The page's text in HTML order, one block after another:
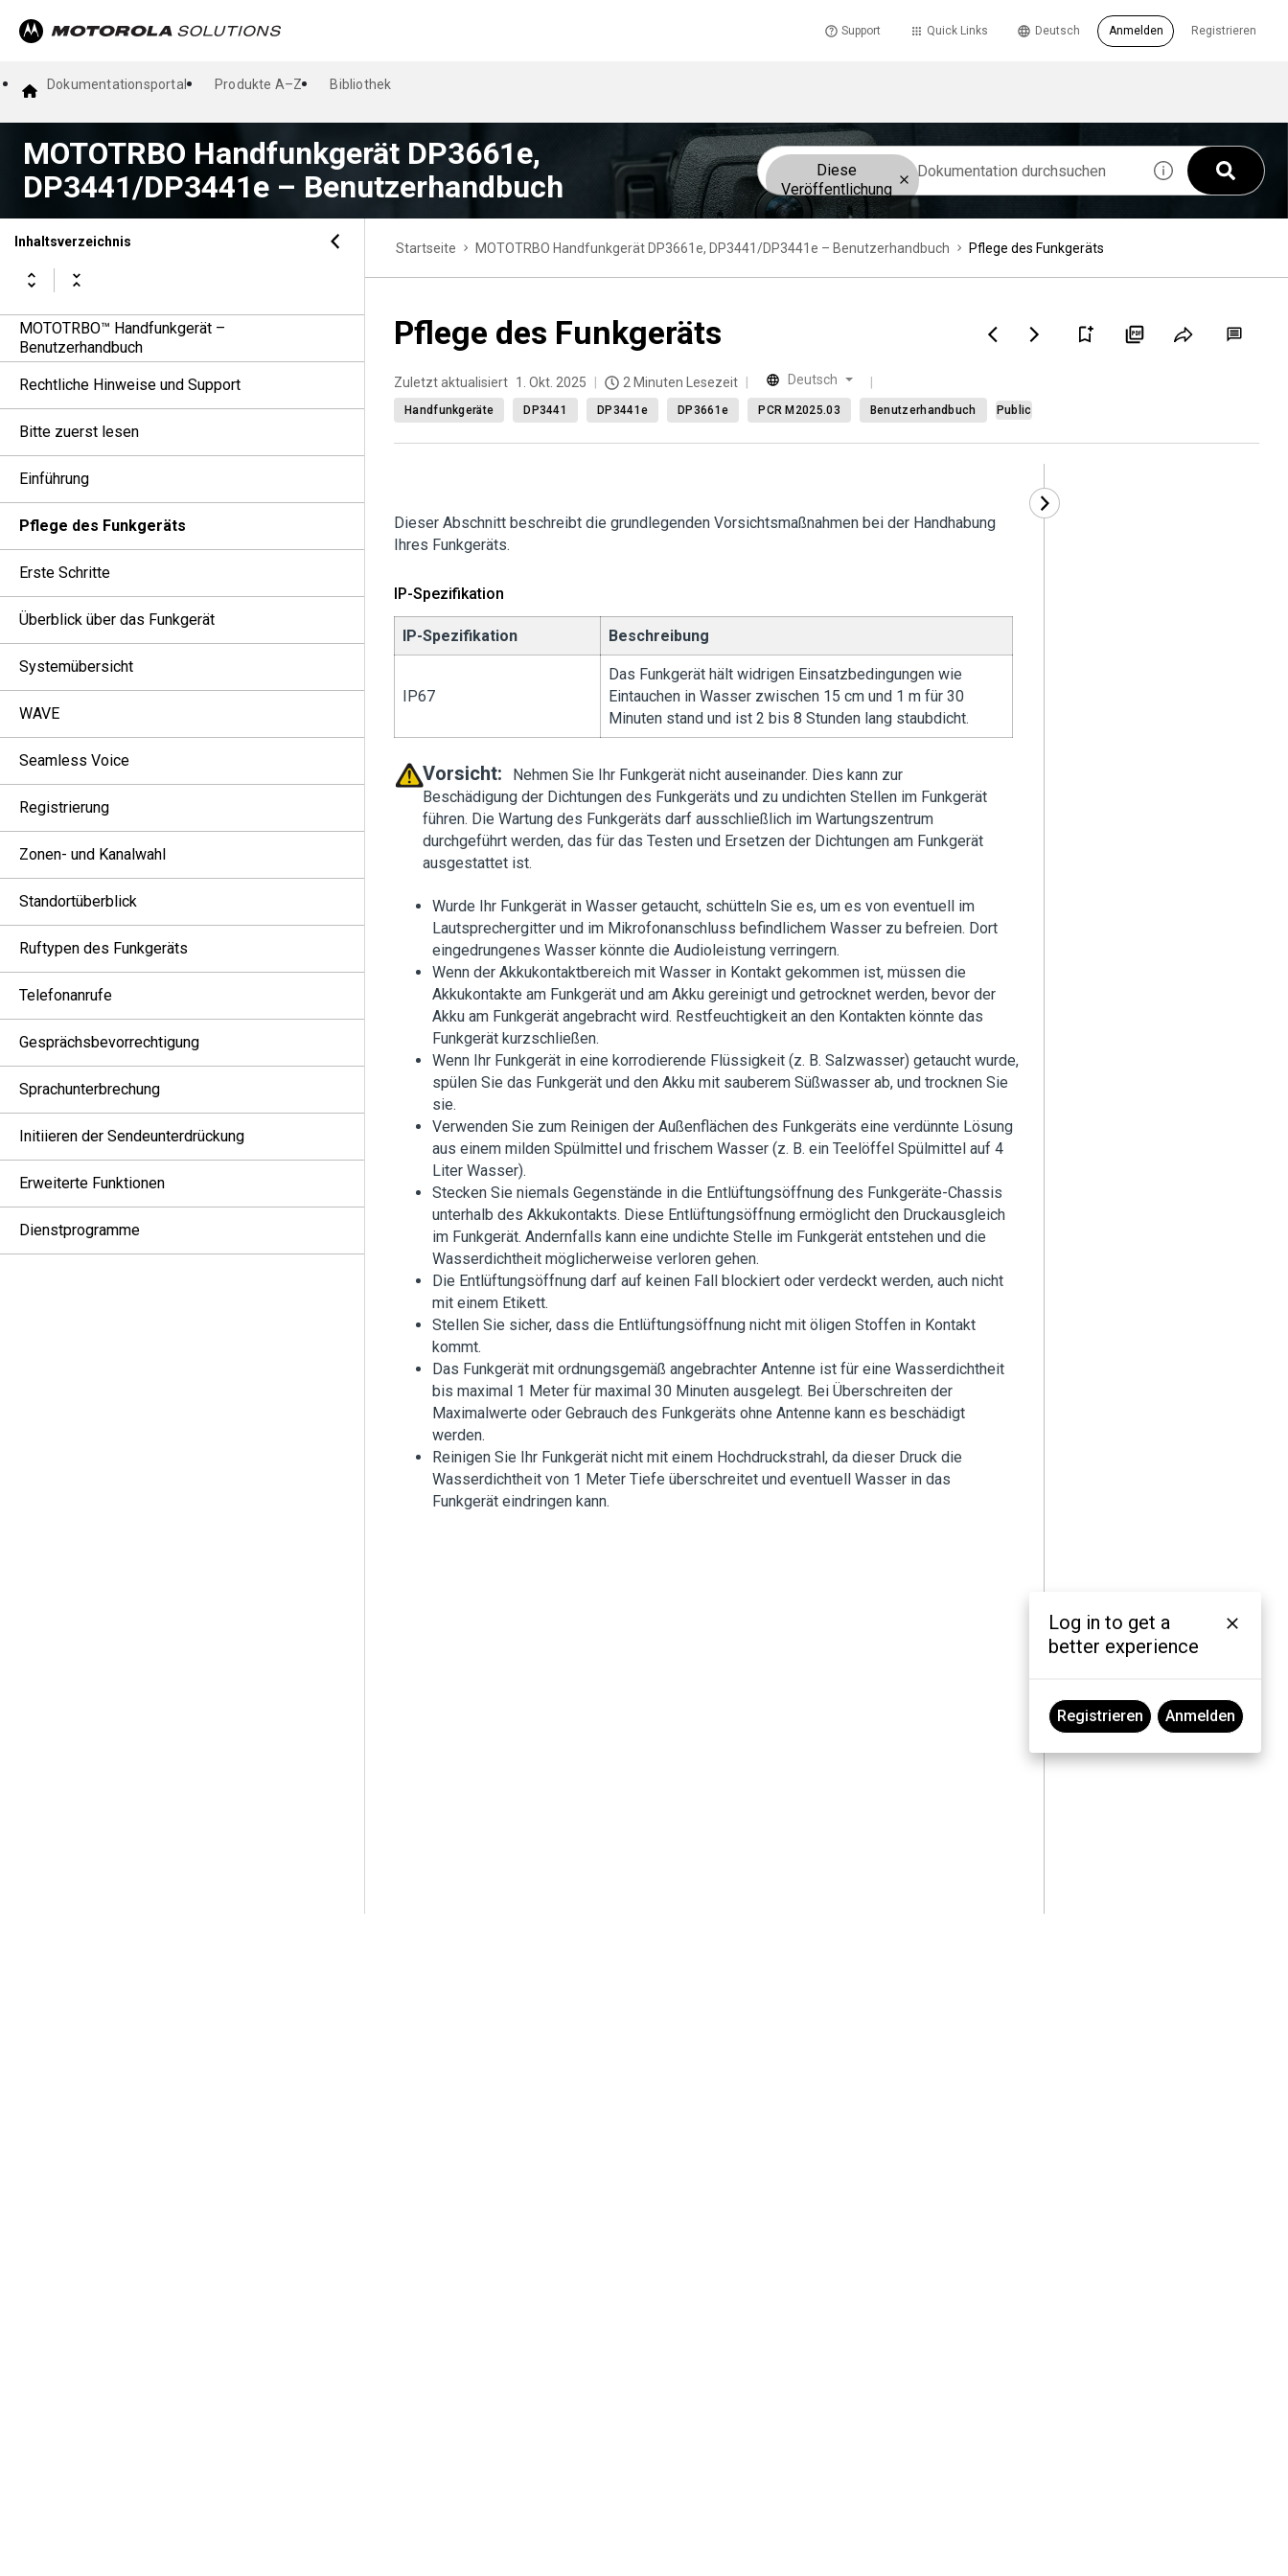
Support Quick Links Registrieren
Deutsch Anmelden
Dokumentationsportal Produkte A–Z Bibliothek
MOTOTRBO Handfunkgerät DP3661e,
DP3441/DP3441e – Benutzerhandbuch
Diese
Veröffentlichung
Inhaltsverzeichnis
MOTOTRBO™ Handfunkgerät –
Benutzerhandbuch
Rechtliche Hinweise und Support
Bitte zuerst lesen
Einführung
Pflege des Funkgeräts
Erste Schritte
Überblick über das Funkgerät
Systemübersicht
WAVE
Seamless Voice
Registrierung
Zonen- und Kanalwahl
Standortüberblick
Ruftypen des Funkgeräts
Telefonanrufe
Gesprächsbevorrechtigung
Sprachunterbrechung
Initiieren der Sendeunterdrückung
Erweiterte Funktionen
Dienstprogramme
Startseite MOTOTRBO Handfunkgerät DP3661e, DP3441/DP3441e – Benutzerhandbuch Pflege des Funkgeräts
Pflege des Funkgeräts
Zuletzt aktualisiert 1. Okt. 2025 2 Minuten Lesezeit Deutsch
Handfunkgeräte DP3441 DP3441e DP3661e PCR M2025.03 Benutzerhandbuch Public
Dieser Abschnitt beschreibt die grundlegenden Vorsichtsmaßnahmen bei der Handhabung
Ihres Funkgeräts.
IP-Spezifikation
IP-Spezifikation Beschreibung
IP67
Das Funkgerät hält widrigen Einsatzbedingungen wie
Eintauchen in Wasser zwischen 15 cm und 1 m für 30
Minuten stand und ist 2 bis 8 Stunden lang staubdicht.
Vorsicht:
Nehmen Sie Ihr Funkgerät nicht auseinander. Dies kann zur
Beschädigung der Dichtungen des Funkgeräts und zu undichten Stellen im Funkgerät
führen. Die Wartung des Funkgeräts darf ausschließlich im Wartungszentrum
durchgeführt werden, das für das Testen und Ersetzen der Dichtungen am Funkgerät
ausgestattet ist.
Wurde Ihr Funkgerät in Wasser getaucht, schütteln Sie es, um es von eventuell im
Lautsprechergitter und im Mikrofonanschluss befindlichem Wasser zu befreien. Dort
eingedrungenes Wasser könnte die Audioleistung verringern.
Wenn der Akkukontaktbereich mit Wasser in Kontakt gekommen ist, müssen die
Akkukontakte am Funkgerät und am Akku gereinigt und getrocknet werden, bevor der
Akku am Funkgerät angebracht wird. Restfeuchtigkeit an den Kontakten könnte das
Funkgerät kurzschließen.
Wenn Ihr Funkgerät in eine korrodierende Flüssigkeit (z. B. Salzwasser) getaucht wurde,
spülen Sie das Funkgerät und den Akku mit sauberem Süßwasser ab, und trocknen Sie
sie.
Verwenden Sie zum Reinigen der Außenflächen des Funkgeräts eine verdünnte Lösung
aus einem milden Spülmittel und frischem Wasser (z. B. ein Teelöffel Spülmittel auf 4
Liter Wasser).
Stecken Sie niemals Gegenstände in die Entlüftungsöffnung des Funkgeräte-Chassis
unterhalb des Akkukontakts. Diese Entlüftungsöffnung ermöglicht den Druckausgleich
im Funkgerät. Andernfalls kann eine undichte Stelle im Funkgerät entstehen und die
Wasserdichtheit möglicherweise verloren gehen.
Die Entlüftungsöffnung darf auf keinen Fall blockiert oder verdeckt werden, auch nicht
mit einem Etikett.
Stellen Sie sicher, dass die Entlüftungsöffnung nicht mit öligen Stoffen in Kontakt
kommt.
Das Funkgerät mit ordnungsgemäß angebrachter Antenne ist für eine Wasserdichtheit
bis maximal 1 Meter für maximal 30 Minuten ausgelegt. Bei Überschreiten der
Maximalwerte oder Gebrauch des Funkgeräts ohne Antenne kann es beschädigt
werden.
Reinigen Sie Ihr Funkgerät nicht mit einem Hochdruckstrahl, da dieser Druck die
Wasserdichtheit von 1 Meter Tiefe überschreitet und eventuell Wasser in das
Funkgerät eindringen kann.
Log in to get a
better experience
Registrieren Anmelden